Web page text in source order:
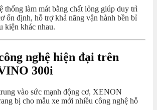
thống làm mát bằng chất lỏng giúp duy trì
ổn định, hỗ trợ khả năng vận hành bền bỉ
kiện khác nhau.
nghệ hiện đại trên
300i
vào sức mạnh động cơ, XENON
bị cho mẫu xe mới nhiều công nghệ hỗ